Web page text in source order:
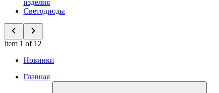
изделия
Светодиоды
Item 1 of 12
Новинки
Главная